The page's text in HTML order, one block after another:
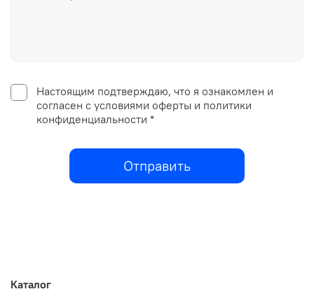
Настоящим подтверждаю, что я ознакомлен и
согласен с условиями оферты и политики
конфиденциальности *
Отправить
Каталог